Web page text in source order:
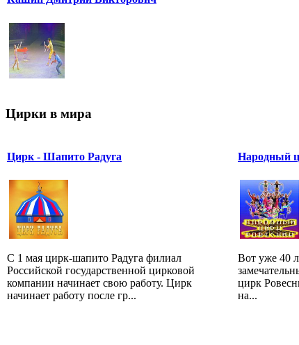
Цирки в мира
Цирк - Шапито Радуга
С 1 мая цирк-шапито Радуга филиал
Российской государственной цирковой
компании начинает свою работу. Цирк
начинает работу после гр...
Народный
Вот уже 40
цирк
на...